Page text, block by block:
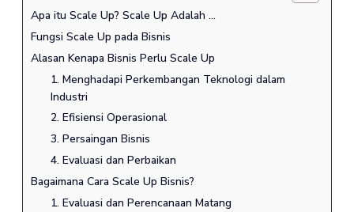
Apa itu Scale Up? Scale Up Adalah …
Fungsi Scale Up pada Bisnis
Alasan Kenapa Bisnis Perlu Scale Up
1. Menghadapi Perkembangan Teknologi dalam
Industri
2. Efisiensi Operasional
3. Persaingan Bisnis
4. Evaluasi dan Perbaikan
Bagaimana Cara Scale Up Bisnis?
1. Evaluasi dan Perencanaan Matang